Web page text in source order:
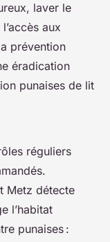
laver le
aux
prévention
éradication
punaises de lit
réguliers
Metz détecte
l’habitat
punaises :